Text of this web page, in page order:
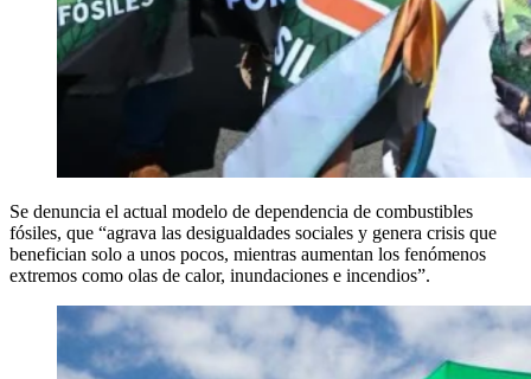
Se denuncia el actual modelo de dependencia de combustibles
fósiles, que “agrava las desigualdades sociales y genera crisis que
benefician solo a unos pocos, mientras aumentan los fenómenos
extremos como olas de calor, inundaciones e incendios”.